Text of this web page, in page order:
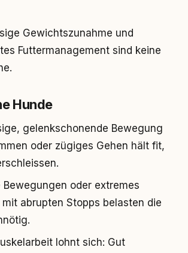
Gewichtszunahme und
Futtermanagement sind keine
Hunde
gelenkschonende Bewegung
oder zügiges Gehen hält fit,
Bewegungen oder extremes
mit abrupten Stopps belasten die
lohnt sich: Gut